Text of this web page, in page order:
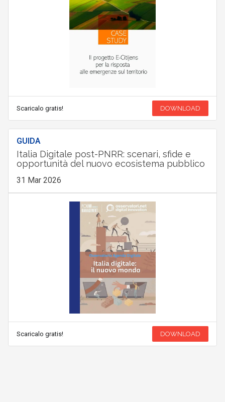
Scaricalo gratis! DOWNLOAD
GUIDA
Italia Digitale post-PNRR: scenari, sfide e
opportunità del nuovo ecosistema pubblico
31 Mar 2026
Scaricalo gratis! DOWNLOAD